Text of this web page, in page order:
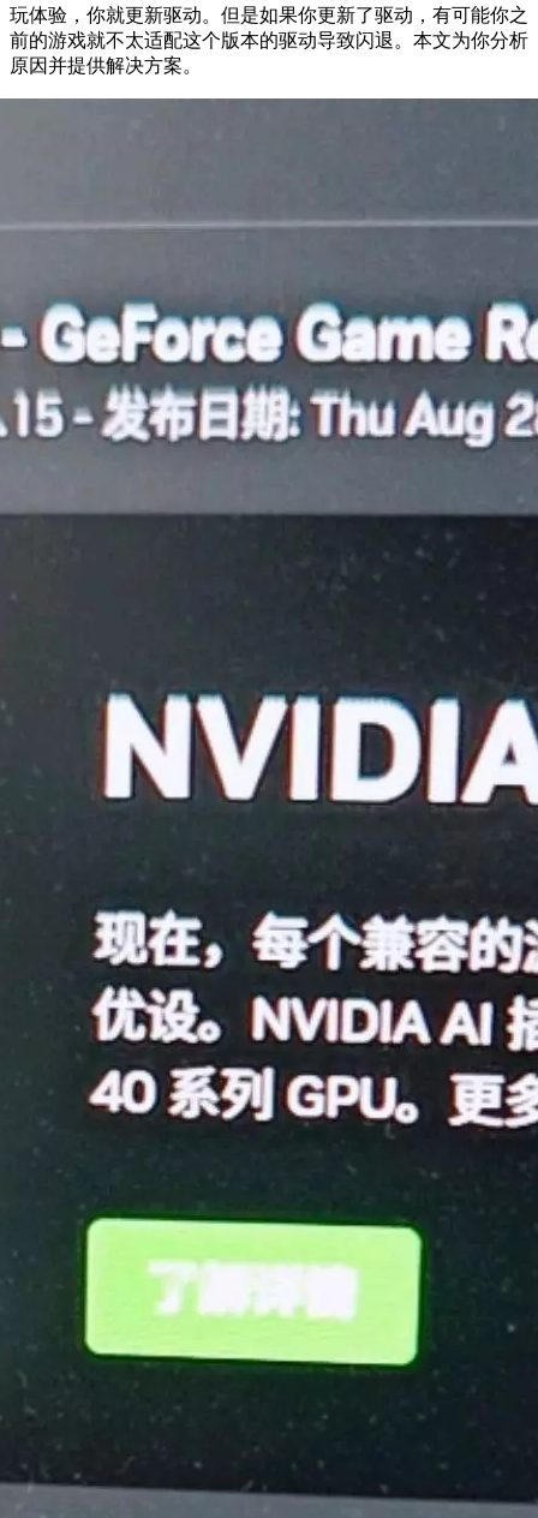
玩体验，你就更新驱动。但是如果你更新了驱动，有可能你之
前的游戏就不太适配这个版本的驱动导致闪退。本文为你分析
原因并提供解决方案。